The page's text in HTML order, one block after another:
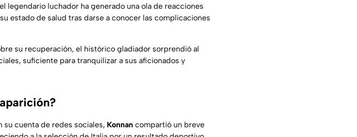
legendario luchador ha generado una ola de reacciones
estado de salud tras darse a conocer las complicaciones
su recuperación, el histórico gladiador sorprendió al
suficiente para tranquilizar a sus aficionados y
su cuenta de redes sociales, Konnan compartió un breve